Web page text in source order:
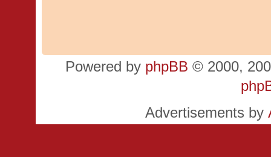
Powered by phpBB © 2000,
Advertisements by